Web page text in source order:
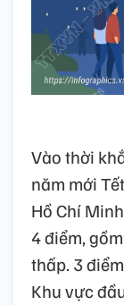
Vào thời
năm mới
Hồ Chí
4 điểm,
thấp. 3
Khu vực